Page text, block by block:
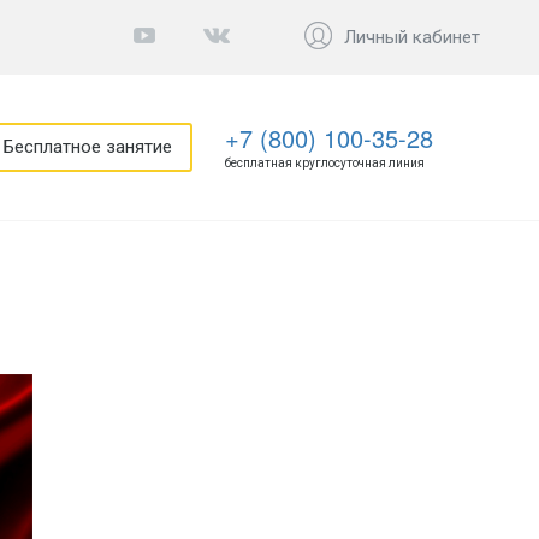
Личный кабинет
Бесплатное занятие +7 (800) 100-35-28
бесплатная круглосуточная линия